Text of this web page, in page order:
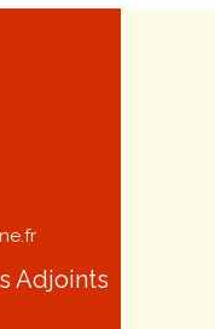
Adjoints